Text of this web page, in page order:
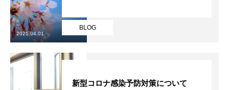
よくあるご質問
無料体験のお問合せBLOG
2021.04.01
新型コロナ感染予防対策について